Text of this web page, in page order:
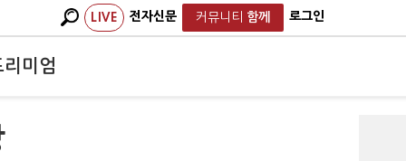
LIVE 전자신문 커뮤니티 함께 로그인
리미엄